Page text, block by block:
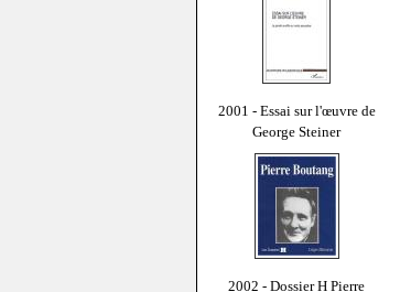
2001 - Essai sur l'œuvre de
George Steiner
2002 - Dossier H Pierre